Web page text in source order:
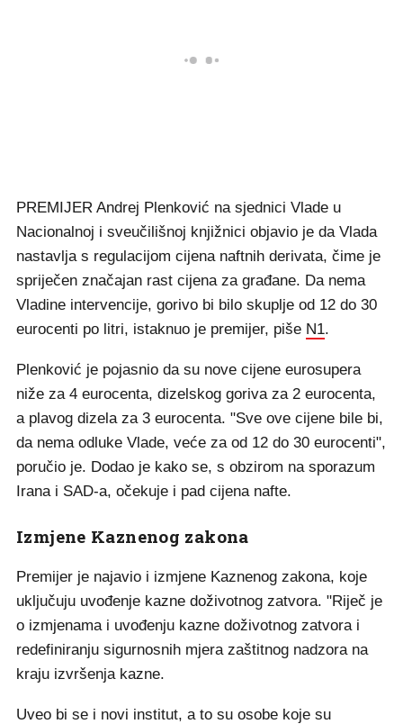
PREMIJER Andrej Plenković na sjednici Vlade u
Nacionalnoj i sveučilišnoj knjižnici objavio je da Vlada
nastavlja s regulacijom cijena naftnih derivata, čime je
spriječen značajan rast cijena za građane. Da nema
Vladine intervencije, gorivo bi bilo skuplje od 12 do 30
eurocenti po litri, istaknuo je premijer, piše N1.
Plenković je pojasnio da su nove cijene eurosupera
niže za 4 eurocenta, dizelskog goriva za 2 eurocenta,
a plavog dizela za 3 eurocenta. "Sve ove cijene bile bi,
da nema odluke Vlade, veće za od 12 do 30 eurocenti",
poručio je. Dodao je kako se, s obzirom na sporazum
Irana i SAD-a, očekuje i pad cijena nafte.
Izmjene Kaznenog zakona
Premijer je najavio i izmjene Kaznenog zakona, koje
uključuju uvođenje kazne doživotnog zatvora. "Riječ je
o izmjenama i uvođenju kazne doživotnog zatvora i
redefiniranju sigurnosnih mjera zaštitnog nadzora na
kraju izvršenja kazne.
Uveo bi se i novi institut, a to su osobe koje su